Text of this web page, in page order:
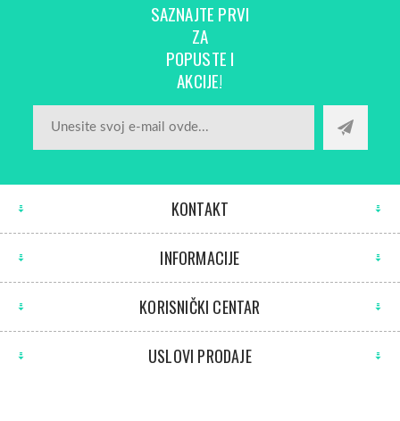
SAZNAJTE PRVI
ZA
POPUSTE I
AKCIJE!
KONTAKT
INFORMACIJE
KORISNIČKI CENTAR
USLOVI PRODAJE